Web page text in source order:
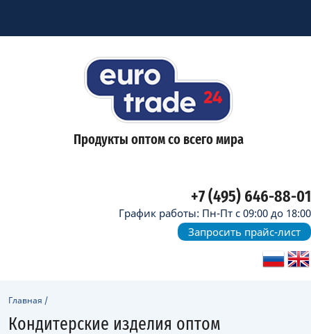
Продукты оптом со всего мира
+7 (495) 646-88-01
График работы: Пн-Пт с 09:00 до 18:00
Запросить прайс-лист
Главная /
Кондитерские изделия оптом